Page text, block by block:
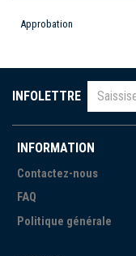
Approbation
INFOLETTRE
INFORMATION
Contactez-nous
FAQ
Politique générale